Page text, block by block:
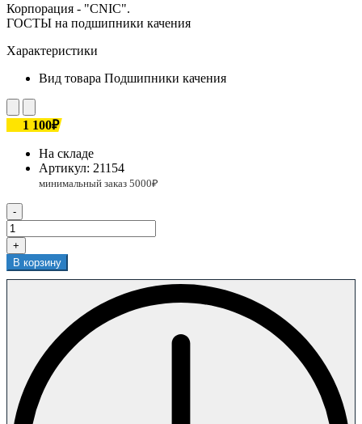
Корпорация - "CNIC".
ГОСТЫ на подшипники качения
Характеристики
Вид товара Подшипники качения
1 100₽
На складе
Артикул: 21154
-
+
В корзину